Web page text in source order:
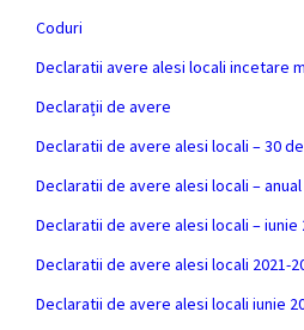
Coduri
Declaratii avere alesi locali incetare
Declarații de avere
Declaratii de avere alesi locali – 30
Declaratii de avere alesi locali – anual
Declaratii de avere alesi locali – iunie
Declaratii de avere alesi locali 2021-
Declaratii de avere alesi locali iunie